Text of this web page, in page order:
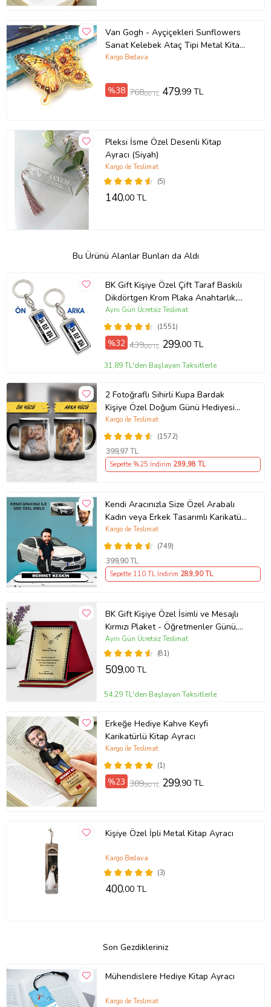
Van Gogh - Ayçiçekleri Sunflowers
Sanat Kelebek Ataç Tipi Metal Kitap
Ayracı AY117
Kargo Bedava
%38 768,00 TL 479,99 TL
Pleksi İsme Özel Desenli Kitap
Ayracı (Siyah)
(5)
Kargo ile Teslimat
140,00 TL
Bu Ürünü Alanlar Bunları da Aldı
BK Gift Kişiye Özel Çift Taraf Baskılı
Dikdörtgen Krom Plaka Anahtarlık,
Babaya Hediye, Sevgiliye, Arkadaşa
Hediye, Doğum Günü Hediyesi
(1551)
Aynı Gün Ücretsiz Teslimat
%32 439,00 TL 299,00 TL
31,89 TL'den Başlayan Taksitlerle
2 Fotoğraflı Sihirli Kupa Bardak
Kişiye Özel Doğum Günü Hediyesi
Sevgiliye Hediye Anneye Babaya
Ablaya Abiye Kız Erkek Kardeşe
Arkadaşa Resimli Günü Yıl Dönümü
Hediyesi
(1572)
Kargo ile Teslimat
399,97 TL
Sepette %25 İndirim 299,98 TL
Kendi Aracınızla Size Özel Arabalı
Kadın veya Erkek Tasarımlı Karikatür
Biblo , Babalar Günü Hediyesi,
Erkeğe Hediye, Rent A Car Hediyesi
(749)
Kargo ile Teslimat
399,90 TL
Sepette 110 TL İndirim 289,90 TL
BK Gift Kişiye Özel İsimli ve Mesajlı
Kırmızı Plaket - Öğretmenler Günü,
Öğretmene Hediye
(81)
Aynı Gün Ücretsiz Teslimat
509,00 TL
54,29 TL'den Başlayan Taksitlerle
Erkeğe Hediye Kahve Keyfi
Karikatürlü Kitap Ayracı
(1)
Kargo ile Teslimat
%23 389,90 TL 299,90 TL
Kişiye Özel İpli Metal Kitap Ayracı
(3)
Kargo Bedava
400,00 TL
Son Gezdikleriniz
Mühendislere Hediye Kitap Ayracı
Kargo ile Teslimat